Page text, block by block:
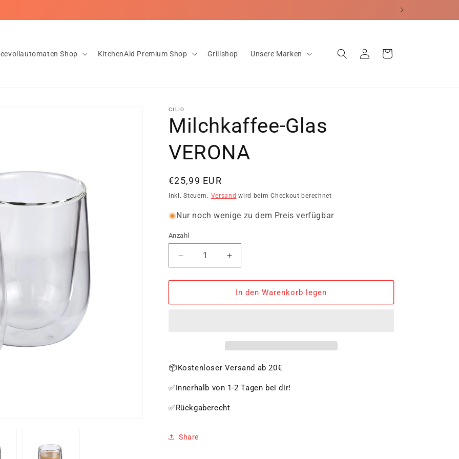
Shop KitchenAid Premium Shop Grillshop Unsere Marken EinloggenWarenkorb
CILIO
Milchkaffee-Glas
VERONA
Normaler
Preis
€25,99 EUR
Inkl. Steuern. Versand wird beim Checkout berechnet
Nur noch wenige zu dem Preis verfügbar
Anzahl
Verringere
die
Menge
Milchkaffee-
Erhöhe
die
Menge
für
Milchkaffee-
In den Warenkorb legen
📦Kostenloser Versand ab 20€
✅Innerhalb von 1-2 Tagen bei dir!
✅Rückgaberecht
Share